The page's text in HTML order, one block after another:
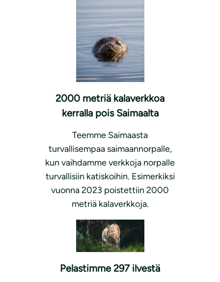
2000 metriä kalaverkkoa
kerralla pois Saimaalta
Teemme Saimaasta
turvallisempaa saimaannorpalle,
kun vaihdamme verkkoja norpalle
turvallisiin katiskoihin. Esimerkiksi
vuonna 2023 poistettiin 2000
metriä kalaverkkoja.
Pelastimme 297 ilvestä